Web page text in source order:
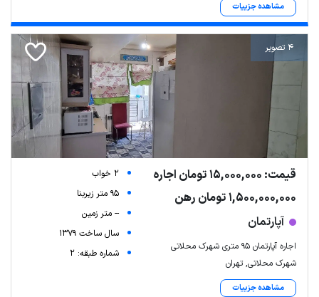
مشاهده جزییات
4 تصویر
قیمت: 15,000,000 تومان اجاره
1,500,000,000 تومان رهن
آپارتمان
اجاره آپارتمان ۹۵ متری شهرک محلاتی
شهرک محلاتی, تهران
مشاهده جزییات
2 خواب
95 متر زیربنا
-- متر زمین
سال ساخت 1379
شماره طبقه: 2